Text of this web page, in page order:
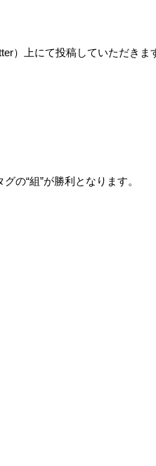
）上にて投稿していただきま
グの“組”が勝利となります。